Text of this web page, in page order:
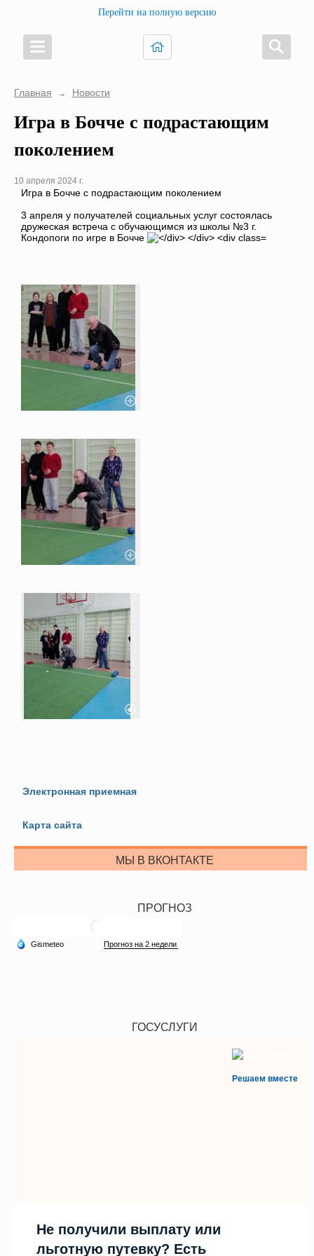
Перейти на полную версию
Главная → Новости
Игра в Бочче с подрастающим
поколением
10 апреля 2024 г.
Игра в Бочче с подрастающим поколением
3 апреля у получателей социальных услуг состоялась
дружеская встреча с обучающимся из школы №3 г.
Кондопоги по игре в Бочче
Электронная приемная
Карта сайта
МЫ В ВКОНТАКТЕ
ПРОГНОЗ
ГОСУСЛУГИ
Решаем вместе
Не получили выплату или
льготную путевку? Есть